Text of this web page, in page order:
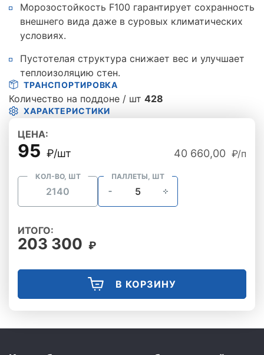
Морозостойкость F100 гарантирует сохранность
внешнего вида даже в суровых климатических
условиях.
Пустотелая структура снижает вес и улучшает
теплоизоляцию стен.
ТРАНСПОРТИРОВКА
Количество на поддоне / шт 428
ХАРАКТЕРИСТИКИ
ЦЕНА:
95 ₽/шт 40 660,00 ₽/п
КОЛ-ВО, ШТ ПАЛЛЕТЫ, ШТ
ИТОГО:
203 300 ₽
В КОРЗИНУ